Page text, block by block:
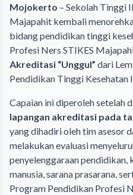
Mojokerto – Sekolah Tinggi
Majapahit kembali
bidang pendidikan tinggi
Profesi Ners STIKES
Akreditasi “Unggul” dari
Pendidikan Tinggi Kesehatan
Capaian ini diperoleh setelah
lapangan akreditasi pada
yang dihadiri oleh tim asesor
melakukan evaluasi
penyelenggaraan pendidikan,
manusia, sarana prasarana,
Program Pendidikan Profesi